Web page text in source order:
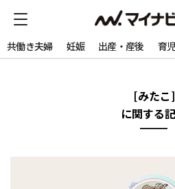
共働き夫婦 妊娠 出産・産後 育
[みたこ]
に関する